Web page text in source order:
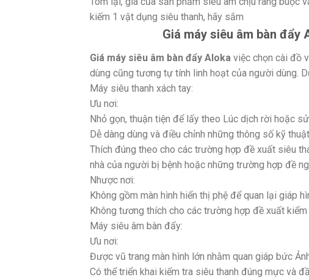
kiếm 1 vật dụng siêu thanh, hãy sắm
Giá máy siêu âm bàn đẩy
Giá máy siêu âm bàn đẩy Aloka việc chọn cài đồ
dùng cũng tương tự tính linh hoạt của người dùng.
Máy siêu thanh xách tay:
Ưu nơi:
Nhỏ gọn, thuận tiện để lấy theo Lúc dịch rời hoặc
Dễ dàng dùng và điều chỉnh những thông số kỹ thuật.
Thích đúng theo cho các trường hợp đề xuất siêu
nhà của người bị bệnh hoặc những trường hợp đề
Nhược nơi:
Không gồm màn hình hiển thị phệ để quan lại giáp
Không tương thích cho các trường hợp đề xuất
Máy siêu âm bàn đẩy:
Ưu nơi:
Được vũ trang màn hình lớn nhằm quan giáp bức
Có thể triển khai kiểm tra siêu thanh đúng mực và